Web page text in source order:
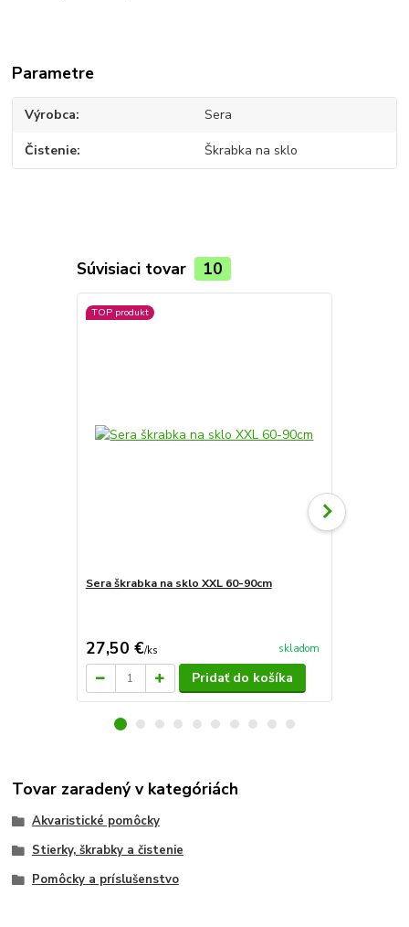
Parametre
Výrobca Sera
Čistenie Škrabka na sklo
Súvisiaci tovar 10
TOP produkt
Sera škrabka na sklo XXL 60-90cm
27,50 €/ks skladom
Pridať do košíka
Tovar zaradený v kategóriách
Akvaristické pomôcky
Stierky, škrabky a čistenie
Pomôcky a príslušenstvo